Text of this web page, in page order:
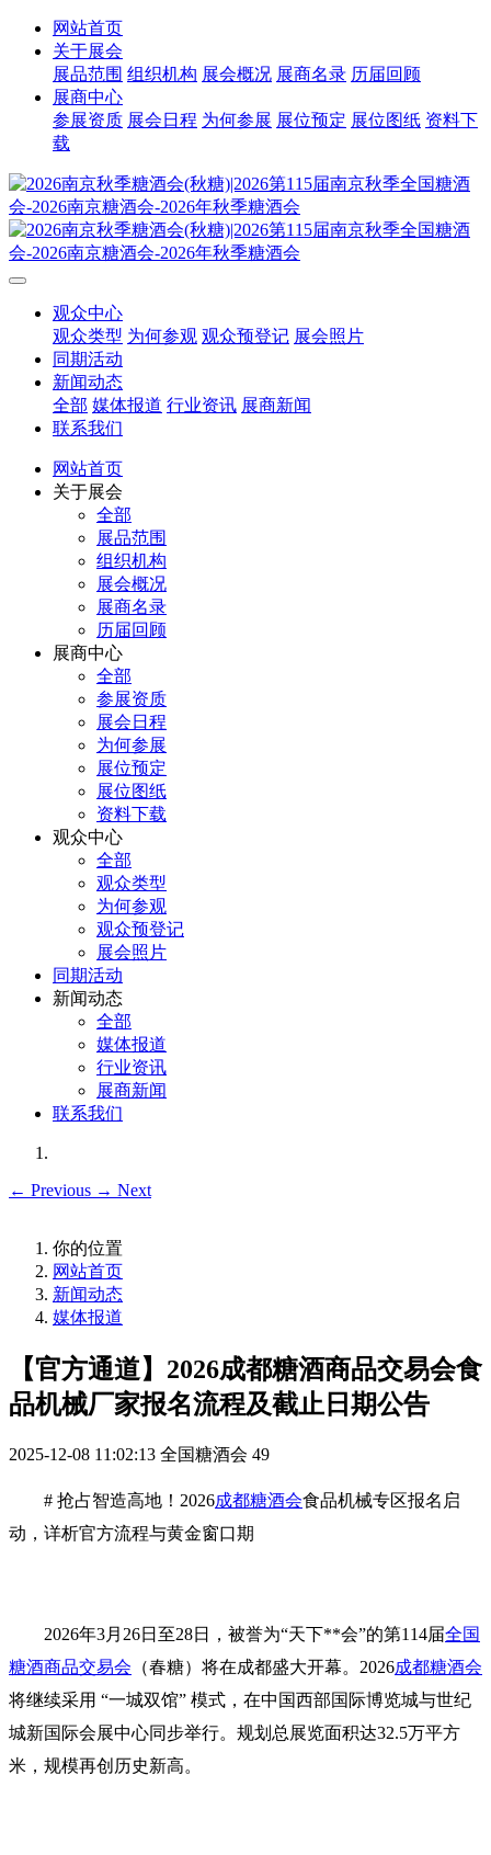
网站首页
关于展会
展品范围 组织机构 展会概况 展商名录 历届回顾
展商中心
参展资质 展会日程 为何参展 展位预定 展位图纸 资料下
载
观众中心
观众类型 为何参观 观众预登记 展会照片
同期活动
新闻动态
全部 媒体报道 行业资讯 展商新闻
联系我们
网站首页
关于展会
全部
展品范围
组织机构
展会概况
展商名录
历届回顾
展商中心
全部
参展资质
展会日程
为何参展
展位预定
展位图纸
资料下载
观众中心
全部
观众类型
为何参观
观众预登记
展会照片
同期活动
新闻动态
全部
媒体报道
行业资讯
展商新闻
联系我们
← Previous → Next
你的位置
网站首页
新闻动态
媒体报道
【官方通道】2026成都糖酒商品交易会食
品机械厂家报名流程及截止日期公告
2025-12-08 11:02:13 全国糖酒会 49
# 抢占智造高地！2026成都糖酒会食品机械专区报名启
动，详析官方流程与黄金窗口期
2026年3月26日至28日，被誉为“天下**会”的第114届全国
糖酒商品交易会 （春糖）将在成都盛大开幕。2026成都糖酒会
将继续采用 “一城双馆” 模式，在中国西部国际博览城与世纪
城新国际会展中心同步举行。规划总展览面积达32.5万平方
米，规模再创历史新高。